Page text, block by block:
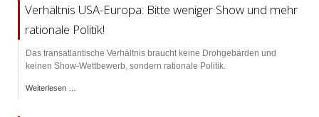
Verhältnis USA-Europa: Bitte weniger Show und mehr
rationale Politik!
Das transatlantische Verhältnis braucht keine Drohgebärden und
keinen Show-Wettbewerb, sondern rationale Politik.
Weiterlesen …